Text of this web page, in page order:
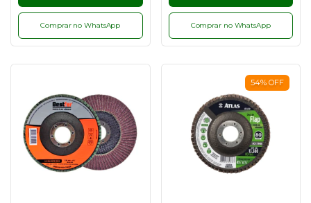
Comprar no WhatsApp Comprar no WhatsApp
54% OFF